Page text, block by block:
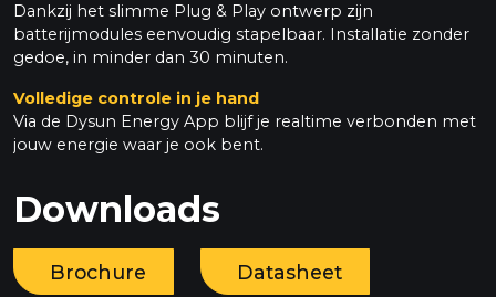
Dankzij het slimme Plug & Play ontwerp zijn
batterijmodules eenvoudig stapelbaar. Installatie zonder
gedoe, in minder dan 30 minuten.
Volledige controle in je hand
Via de Dysun Energy App blijf je realtime verbonden met
jouw energie waar je ook bent.
Downloads
Brochure Datasheet